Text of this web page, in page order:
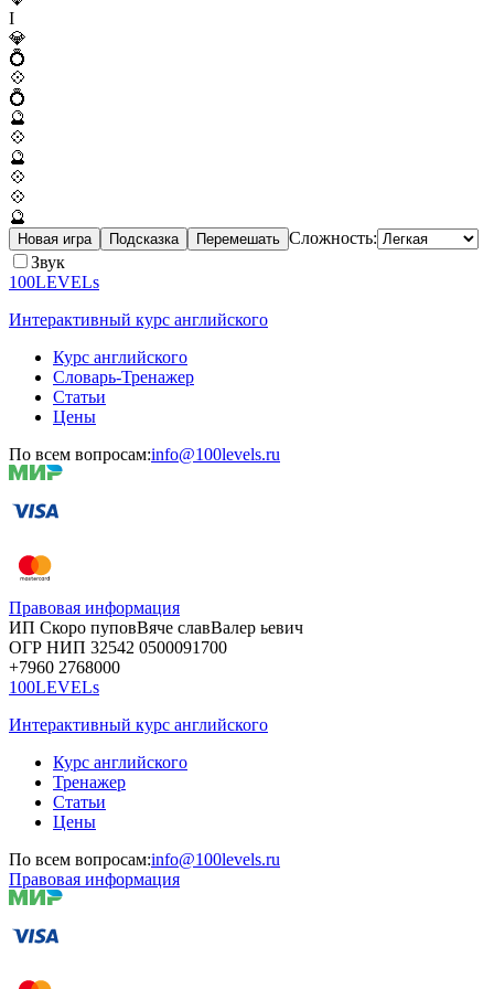
I
💎
💍
💠
💍
🔮
💠
🔮
💠
💠
🔮
Новая игра Подсказка Перемешать Сложность:
Звук
100LEVELs
Интерактивный курс английского
Курс английского
Словарь-Тренажер
Статьи
Цены
По всем вопросам:info@100levels.ru
Правовая информация
ИП Скоро пуповВяче славВалер ьевич
ОГР НИП 32542 0500091700
+7960 2768000
100LEVELs
Интерактивный курс английского
Курс английского
Тренажер
Статьи
Цены
По всем вопросам:info@100levels.ru
Правовая информация